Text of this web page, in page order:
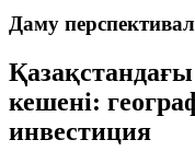
Даму
Қазақстандағы
кешені:
инвестиция